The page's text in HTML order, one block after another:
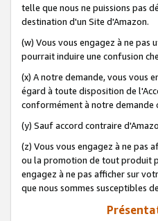
telle que nous ne puissions pas
destination d'un Site d'Amazon.
(w) Vous vous engagez à ne
pourrait induire une confusion
(x) A notre demande, vous vous
égard à toute disposition de
conformément à notre
(y) Sauf accord contraire
(z) Vous vous engagez à ne pas
ou la promotion de tout produit
engagez à ne pas afficher sur
que nous sommes susceptibles